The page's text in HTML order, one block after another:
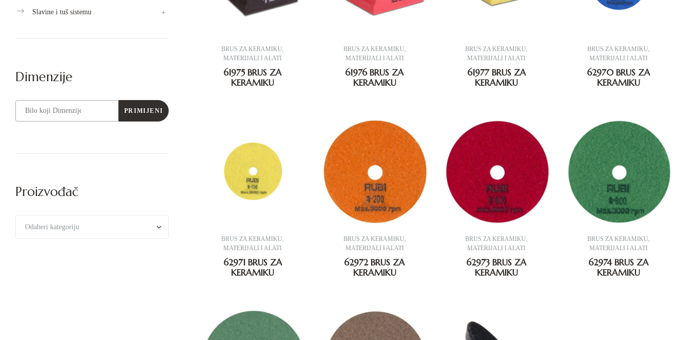
BRUS ZA KERAMIKU,
MATERIJALI I ALATI
61975 BRUS ZA
KERAMIKU
BRUS ZA KERAMIKU,
MATERIJALI I ALATI
61976 BRUS ZA
KERAMIKU
BRUS ZA KERAMIKU,
MATERIJALI I ALATI
61977 BRUS ZA
KERAMIKU
BRUS ZA KERAMIKU,
MATERIJALI I ALATI
62970 BRUS ZA
KERAMIKU
BRUS ZA KERAMIKU,
MATERIJALI I ALATI
62971 BRUS ZA
KERAMIKU
BRUS ZA KERAMIKU,
MATERIJALI I ALATI
62972 BRUS ZA
KERAMIKU
BRUS ZA KERAMIKU,
MATERIJALI I ALATI
62973 BRUS ZA
KERAMIKU
BRUS ZA KERAMIKU,
MATERIJALI I ALATI
62974 BRUS ZA
KERAMIKU
Slavine i tuš sistemu
Dimenzije
PRIMIJENI
Proizvođač